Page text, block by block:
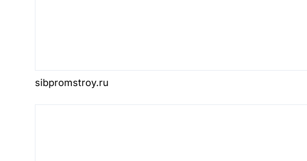
sibpromstroy.ru